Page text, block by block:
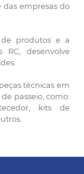
empresas do
produtos e a
RC, desenvolve
técnicas em
passeio, como:
kits de